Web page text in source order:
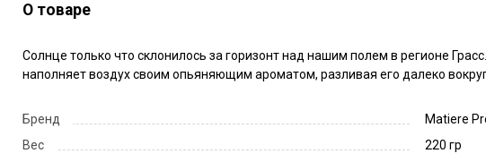
О товаре
Солнце только что склонилось за горизонт над нашим полем в регионе
наполняет воздух своим опьяняющим ароматом, разливая его далеко
Бренд
Matiere
Вес
220 гр